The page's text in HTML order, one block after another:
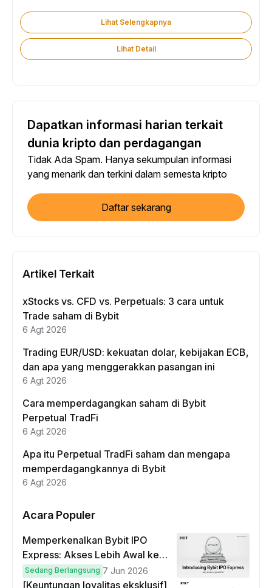
Lihat Selengkapnya
Lihat Detail
Dapatkan informasi harian terkait
dunia kripto dan perdagangan
Tidak Ada Spam. Hanya sekumpulan informasi
yang menarik dan terkini dalam semesta kripto
Daftar sekarang
Artikel Terkait
xStocks vs. CFD vs. Perpetuals: 3 cara untuk
Trade saham di Bybit
6 Agt 2026
Trading EUR/USD: kekuatan dolar, kebijakan ECB,
dan apa yang menggerakkan pasangan ini
6 Agt 2026
Cara memperdagangkan saham di Bybit
Perpetual TradFi
6 Agt 2026
Apa itu Perpetual TradFi saham dan mengapa
memperdagangkannya di Bybit
6 Agt 2026
Acara Populer
Memperkenalkan Bybit IPO
Express: Akses Lebih Awal ke
IPO Global!
Sedang Berlangsung 7 Jun 2026
[Keuntungan loyalitas eksklusif]